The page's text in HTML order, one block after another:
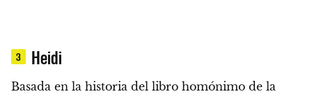
3 Heidi
Basada en la historia del libro homónimo de la